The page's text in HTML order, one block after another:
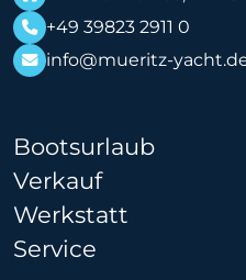
+49 39823 2911 0
info@mueritz-
Bootsurlaub
Verkauf
Werkstatt
Service